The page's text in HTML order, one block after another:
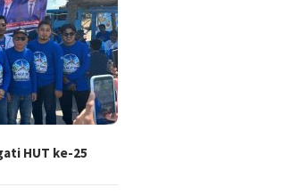
HUT ke-25